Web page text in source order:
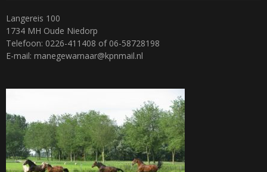
Langereis 100
1734 MH Oude Niedorp
Telefoon: 0226-411408 of 06-58728198
E-mail: manegewarnaar@kpnmail.nl